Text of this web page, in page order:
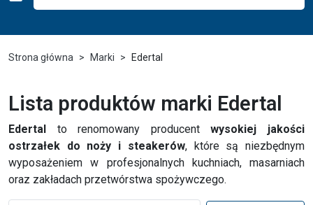
Strona główna Marki Edertal
Lista produktów marki Edertal
Edertal to renomowany producentwysokiej jakości
ostrzałek do noży i steakerów, które są niezbędnym
wyposażeniem w profesjonalnych kuchniach, masarniach
oraz zakładach przetwórstwa spożywczego.